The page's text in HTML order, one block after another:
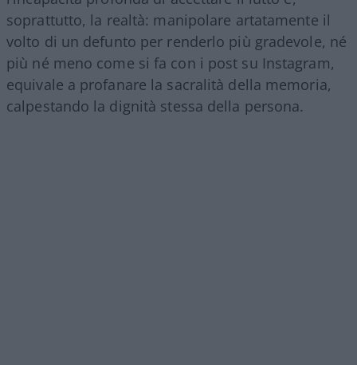
soprattutto, la realtà: manipolare artatamente il
volto di un defunto per renderlo più gradevole, né
più né meno come si fa con i post su Instagram,
equivale a profanare la sacralità della memoria,
calpestando la dignità stessa della persona.